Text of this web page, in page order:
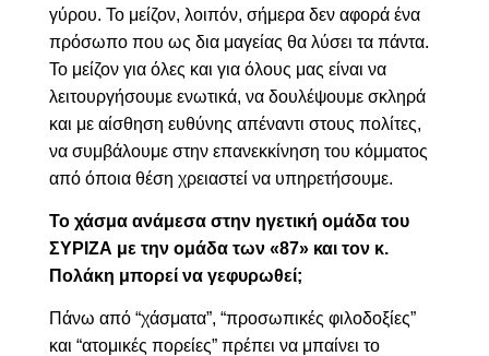
γύρου. Το μείζον, λοιπόν, σήμερα δεν αφορά ένα
πρόσωπο που ως δια μαγείας θα λύσει τα πάντα.
Το μείζον για όλες και για όλους μας είναι να
λειτουργήσουμε ενωτικά, να δουλέψουμε σκληρά
και με αίσθηση ευθύνης απέναντι στους πολίτες,
να συμβάλουμε στην επανεκκίνηση του κόμματος
από όποια θέση χρειαστεί να υπηρετήσουμε.
Το χάσμα ανάμεσα στην ηγετική ομάδα του
ΣΥΡΙΖΑ με την ομάδα των «87» και τον κ.
Πολάκη μπορεί να γεφυρωθεί;
Πάνω από “χάσματα”, “προσωπικές φιλοδοξίες”
και “ατομικές πορείες” πρέπει να μπαίνει το